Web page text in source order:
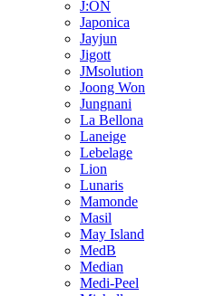
J:ON
Japonica
Jayjun
Jigott
JMsolution
Joong Won
Jungnani
La Bellona
Laneige
Lebelage
Lion
Lunaris
Mamonde
Masil
May Island
MedB
Median
Medi-Peel